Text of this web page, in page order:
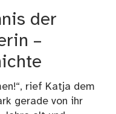
der
–
rief Katja dem
gerade von ihr